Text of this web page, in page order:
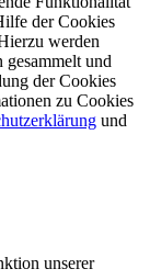
der Cookies
werden
gesammelt und
der Cookies
zu Cookies
und
unserer